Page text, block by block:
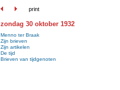
print
zondag 30 oktober 1932
Menno ter Braak
Zijn brieven
Zijn artikelen
De tijd
Brieven van tijdgenoten